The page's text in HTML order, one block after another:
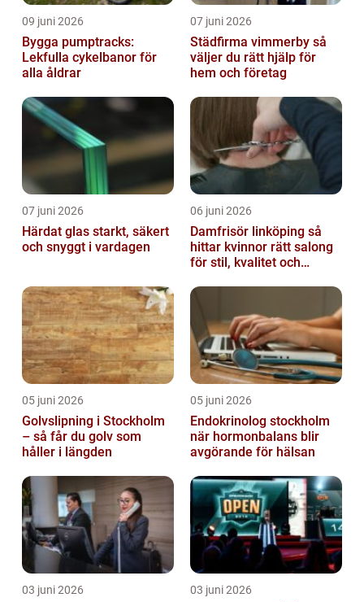
09 juni 2026
Bygga pumptracks:
Lekfulla cykelbanor för
alla åldrar
07 juni 2026
Städfirma vimmerby så
väljer du rätt hjälp för
hem och företag
07 juni 2026
Härdat glas starkt, säkert
och snyggt i vardagen
06 juni 2026
Damfrisör linköping så
hittar kvinnor rätt salong
för stil, kvalitet och
05 juni 2026
Golvslipning i Stockholm
– så får du golv som
håller i längden
05 juni 2026
Endokrinolog stockholm
när hormonbalans blir
avgörande för hälsan
03 juni 2026 03 juni 2026